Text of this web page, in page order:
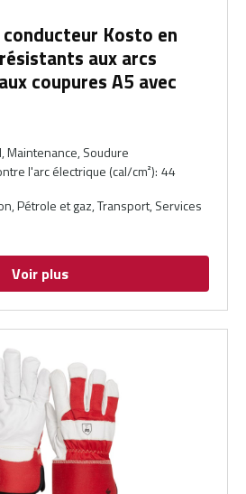
Kosto en
aux arcs
coupures A5 avec
Maintenance, Soudure
l'arc électrique (cal/cm²): 44
Pétrole et gaz, Transport, Services
Voir plus